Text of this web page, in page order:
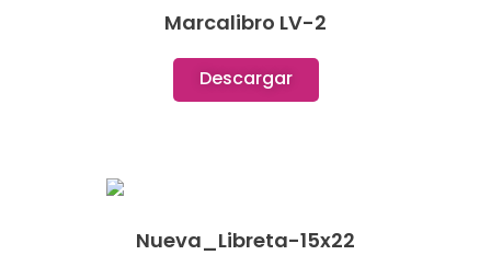
Marcalibro LV-2
Descargar
Nueva_Libreta-15x22